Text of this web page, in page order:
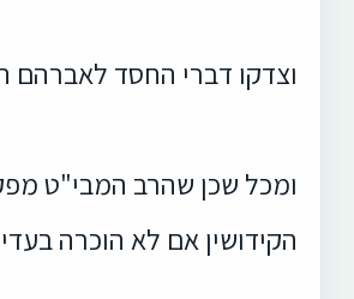
וצדקו דברי החסד לאברהם
ומכל שכן שהרב המבי"ט
הקידושין אם לא הוכרה